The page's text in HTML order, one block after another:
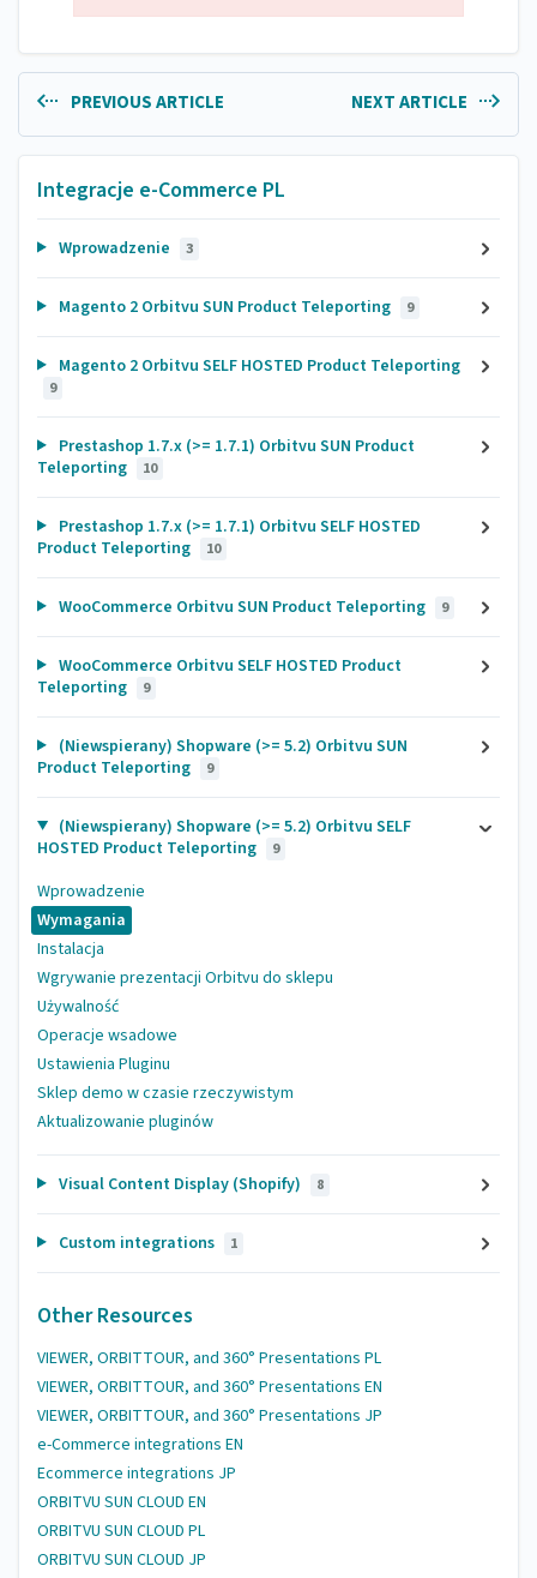
PREVIOUS ARTICLE NEXT ARTICLE
Integracje e-Commerce PL
Wprowadzenie 3
Magento 2 Orbitvu SUN Product Teleporting 9
Magento 2 Orbitvu SELF HOSTED Product Teleporting
9
Prestashop 1.7.x (>= 1.7.1) Orbitvu SUN Product
Teleporting
10
Prestashop 1.7.x (>= 1.7.1) Orbitvu SELF HOSTED
Product Teleporting
10
WooCommerce Orbitvu SUN Product Teleporting 9
WooCommerce Orbitvu SELF HOSTED Product
Teleporting
9
(Niewspierany) Shopware (>= 5.2) Orbitvu SUN
Product Teleporting
9
(Niewspierany) Shopware (>= 5.2) Orbitvu SELF
HOSTED Product Teleporting
9
Wprowadzenie
Wymagania
Instalacja
Wgrywanie prezentacji Orbitvu do sklepu
Używalność
Operacje wsadowe
Ustawienia Pluginu
Sklep demo w czasie rzeczywistym
Aktualizowanie pluginów
Visual Content Display (Shopify) 8
Custom integrations 1
Other Resources
VIEWER, ORBITTOUR, and 360° Presentations PL
VIEWER, ORBITTOUR, and 360° Presentations EN
VIEWER, ORBITTOUR, and 360° Presentations JP
e-Commerce integrations EN
Ecommerce integrations JP
ORBITVU SUN CLOUD EN
ORBITVU SUN CLOUD PL
ORBITVU SUN CLOUD JP